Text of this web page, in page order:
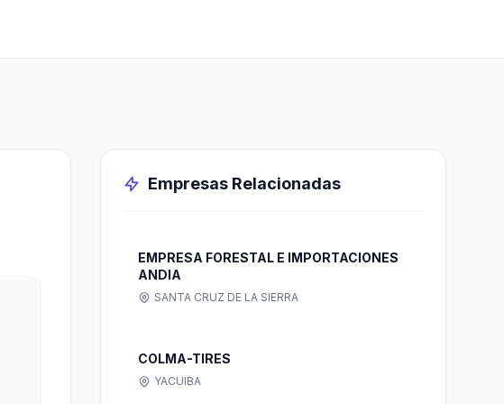
Empresas Relacionadas
EMPRESA FORESTAL E IMPORTACIONES
ANDIA
SANTA CRUZ DE LA SIERRA
COLMA-TIRES
YACUIBA